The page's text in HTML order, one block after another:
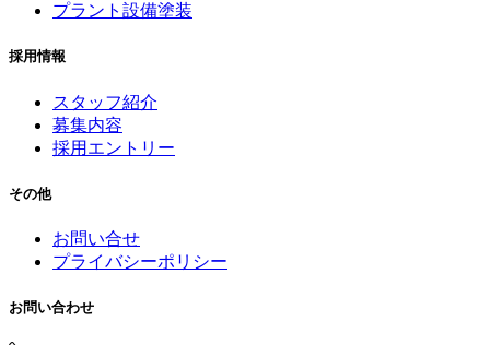
プラント設備塗装
採用情報
スタッフ紹介
募集内容
採用エントリー
その他
お問い合せ
プライバシーポリシー
お問い合わせ